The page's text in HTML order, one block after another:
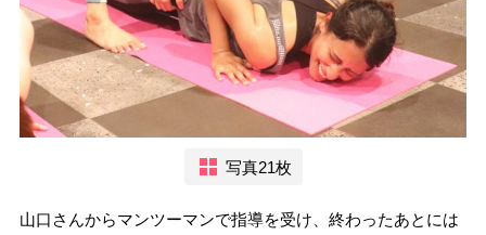
写真21枚
山口さんからマンツーマンで指導を受け、終わったあとには